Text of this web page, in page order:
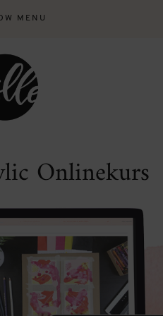
MENU
Onlinekurs